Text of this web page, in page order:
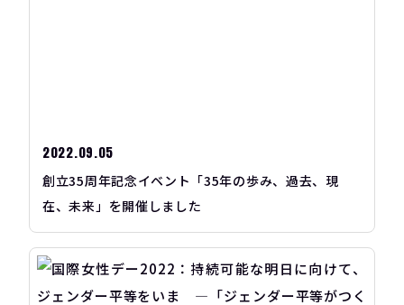
2022.09.05
創立35周年記念イベント「35年の歩み、過去、現
在、未来」を開催しました